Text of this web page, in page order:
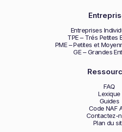
Entreprises
TPE – Trés Petites
PME – Petites et
GE – Grandes
FAQ
Lexique
Guides
Code NAF
Contactez-
Plan du